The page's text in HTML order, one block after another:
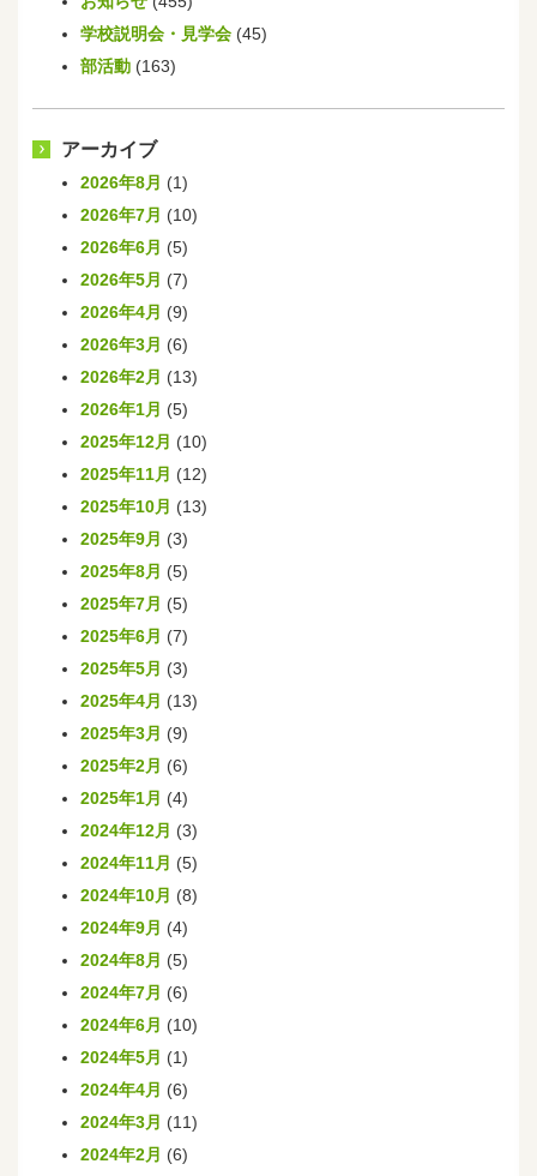
学校説明会・見学会 (45)
部活動 (163)
アーカイブ
2026年8月 (1)
2026年7月 (10)
2026年6月 (5)
2026年5月 (7)
2026年4月 (9)
2026年3月 (6)
2026年2月 (13)
2026年1月 (5)
2025年12月 (10)
2025年11月 (12)
2025年10月 (13)
2025年9月 (3)
2025年8月 (5)
2025年7月 (5)
2025年6月 (7)
2025年5月 (3)
2025年4月 (13)
2025年3月 (9)
2025年2月 (6)
2025年1月 (4)
2024年12月 (3)
2024年11月 (5)
2024年10月 (8)
2024年9月 (4)
2024年8月 (5)
2024年7月 (6)
2024年6月 (10)
2024年5月 (1)
2024年4月 (6)
2024年3月 (11)
2024年2月 (6)